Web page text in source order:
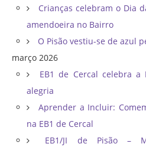
Crianças celebram o Dia
amendoeira no Bairro
O Pisão vestiu-se de azul
março 2026
EB1 de Cercal celebra a
alegria
Aprender a Incluir:
na EB1 de Cercal
EB1/JI de Pisão –